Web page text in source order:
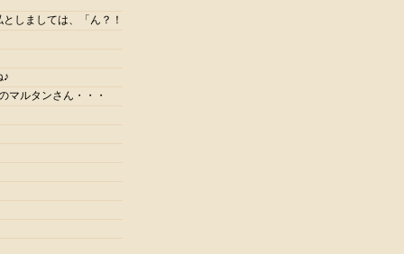
しましては、「ん？！
♪
マルタンさん・・・